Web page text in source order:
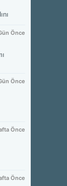
Önce
mı
Önce
Önce
Önce